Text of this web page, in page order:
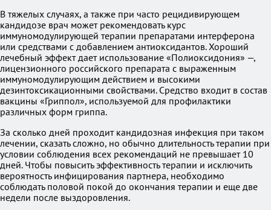
В тяжелых случаях, а также при часто рецидивирующем
кандидозе врач может рекомендовать курс
иммуномодулирующей терапии препаратами интерферона
или средствами с добавлением антиоксидантов. Хороший
лечебный эффект дает использование «Полиоксидония» —,
лицензионного российского препарата с выраженным
иммуномодулирующим действием и высокими
дезинтоксикационными свойствами. Средство входит в состав
вакцины «Гриппол», используемой для профилактики
различных форм гриппа.
За сколько дней проходит кандидозная инфекция при таком
лечении, сказать сложно, но обычно длительность терапии при
условии соблюдения всех рекомендаций не превышает 10
дней. Чтобы повысить эффективность терапии и исключить
вероятность инфицирования партнера, необходимо
соблюдать половой покой до окончания терапии и еще две
недели после выздоровления.